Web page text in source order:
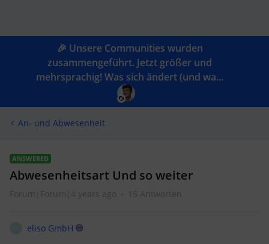
🎉 Unsere Communities wurden
zusammengeführt. Jetzt größer und
mehrsprachig! Was sich ändert (und wa...
An- und Abwesenheit
ANSWERED
Abwesenheitsart Und so weiter
Forum|Forum|4 years ago 15 Antworten
eliso GmbH